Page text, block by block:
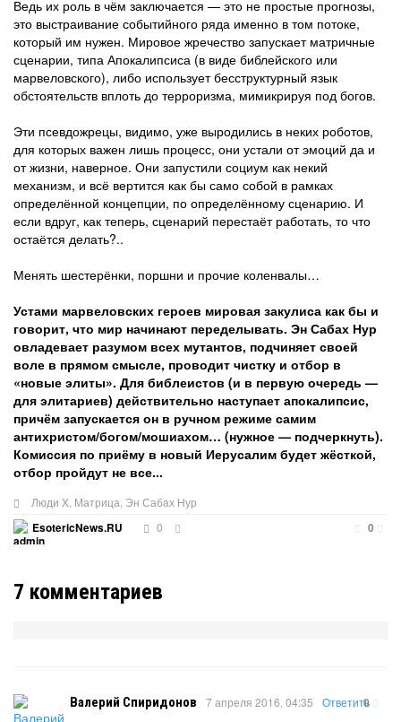
Ведь их роль в чём заключается — это не простые прогнозы,
это выстраивание событийного ряда именно в том потоке,
который им нужен. Мировое жречество запускает матричные
сценарии, типа Апокалипсиса (в виде библейского или
марвеловского), либо использует бесструктурный язык
обстоятельств вплоть до терроризма, мимикрируя под богов.
Эти псевдожрецы, видимо, уже выродились в неких роботов,
для которых важен лишь процесс, они устали от эмоций да и
от жизни, наверное. Они запустили социум как некий
механизм, и всё вертится как бы само собой в рамках
определённой концепции, по определённому сценарию. И
если вдруг, как теперь, сценарий перестаёт работать, то что
остаётся делать?..
Менять шестерёнки, поршни и прочие коленвалы…
Устами марвеловских героев мировая закулиса как бы и
говорит, что мир начинают переделывать. Эн Сабах Нур
овладевает разумом всех мутантов, подчиняет своей
воле в прямом смысле, проводит чистку и отбор в
«новые элиты». Для библеистов (и в первую очередь —
для элитариев) действительно наступает апокалипсис,
причём запускается он в ручном режиме самим
антихристом/богом/мошиахом… (нужное — подчеркнуть).
Комиссия по приёму в новый Иерусалим будет жёсткой,
отбор пройдут не все...
Люди X, Матрица Эн Сабах Нур
EsotericNews.RU
0 0
7 комментариев
Валерий Спиридонов 7 апреля 2016, 04:35 0
Ответить